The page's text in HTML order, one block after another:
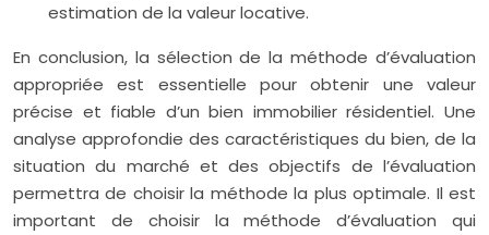
estimation de la valeur locative.
En conclusion, la sélection de la méthode d’évaluation
appropriée est essentielle pour obtenir une valeur
précise et fiable d’un bien immobilier résidentiel. Une
analyse approfondie des caractéristiques du bien, de la
situation du marché et des objectifs de l’évaluation
permettra de choisir la méthode la plus optimale. Il est
important de choisir la méthode d’évaluation qui